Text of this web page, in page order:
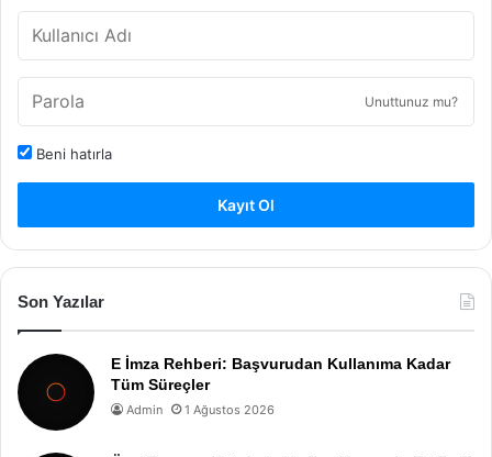
Unuttunuz mu?
Beni hatırla
Kayıt Ol
Son Yazılar
E İmza Rehberi: Başvurudan Kullanıma Kadar
Tüm Süreçler
Admin 1 Ağustos 2026